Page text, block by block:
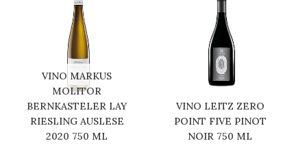
VINO MARKUS
MOLITOR
BERNKASTELER LAY
RIESLING AUSLESE
2020 750 ML
VINO LEITZ ZERO
POINT FIVE PINOT
NOIR 750 ML